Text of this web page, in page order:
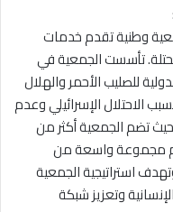
وطنية تقدم خدمات
تأسست الجمعية في
للصليب الأحمر والهلال
الاحتلال الإسرائيلي وعدم
حيث تضم الجمعية أكثر من
مجموعة واسعة من
استراتيجية الجمعية
الإنسانية وتعزيز شبكة